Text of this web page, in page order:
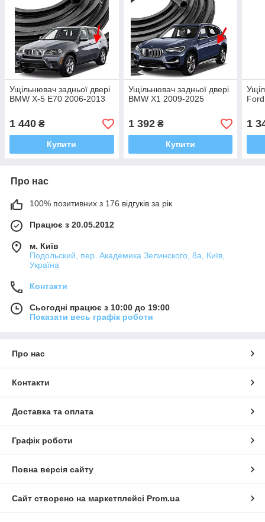
Ущільнювач задньої двері
BMW X-5 E70 2006-2013
1 440 ₴
Купити
Ущільнювач задньої двері
BMW X1 2009-2025
1 392₴
Купити
1
Про нас
100% позитивних з 176 відгуків за рік
Працює з 20.05.2012
м. Київ
Подольский, пер. Академика Зелинского, 8а, Київ,
Україна
Контакти
Сьогодні працює з 10:00 до 19:00
Показати весь графік роботи
Про нас
Контакти
Доставка та оплата
Графік роботи
Повна версія сайту
Сайт створено на маркетплейсі Prom.ua